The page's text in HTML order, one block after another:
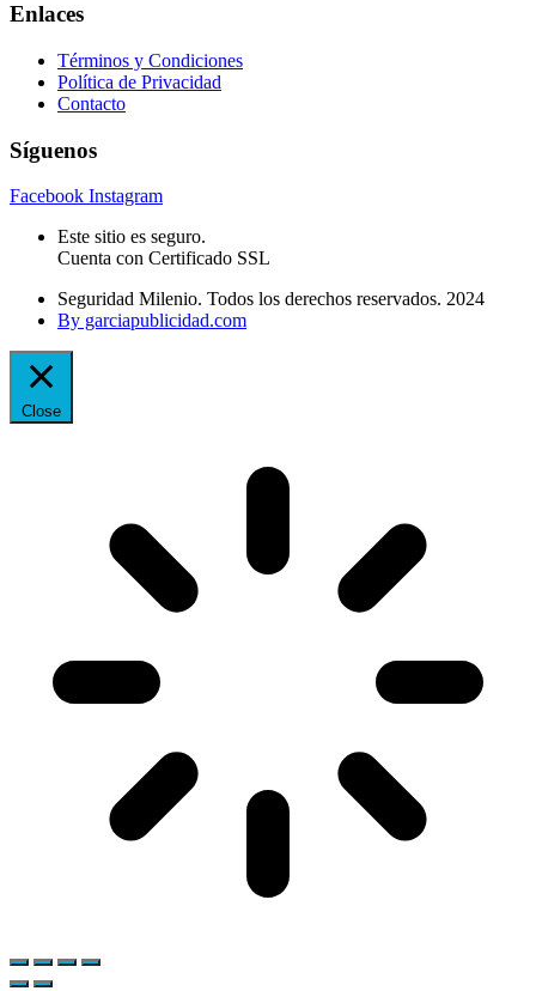
Enlaces
Términos y Condiciones
Política de Privacidad
Contacto
Síguenos
Facebook Instagram
Este sitio es seguro.
Cuenta con Certificado SSL
Seguridad Milenio. Todos los derechos reservados. 2024
By garciapublicidad.com
Close